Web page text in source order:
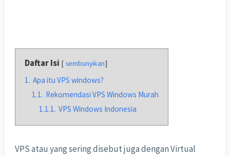
Daftar Isi sembunyikan
1. Apa itu VPS windows?
1.1. Rekomendasi VPS Windows Murah
1.1.1. VPS Windows Indonesia
VPS atau yang sering disebut juga dengan Virtual